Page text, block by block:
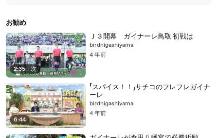
お勧め
2:35 | 次
Ｊ３開幕 ガイナーレ鳥取 初戦は
birdhigashiyama
4 年前
6:44
「スパイス！！」サチコのフレフレガイナ
ーレ
birdhigashiyama
4 年前